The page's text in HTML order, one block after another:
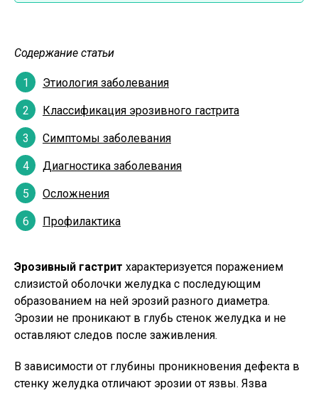
Содержание статьи
Этиология заболевания
Классификация эрозивного гастрита
Симптомы заболевания
Диагностика заболевания
Осложнения
Профилактика
Эрозивный гастрит характеризуется поражением
слизистой оболочки желудка с последующим
образованием на ней эрозий разного диаметра.
Эрозии не проникают в глубь стенок желудка и не
оставляют следов после заживления.
В зависимости от глубины проникновения дефекта в
стенку желудка отличают эрозии от язвы. Язва